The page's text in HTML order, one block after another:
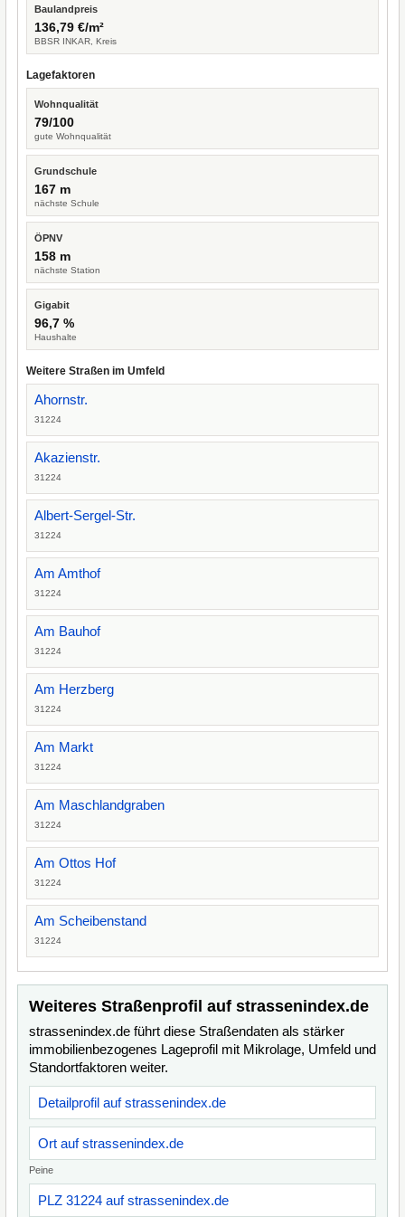
Baulandpreis
136,79 €/m²
BBSR INKAR, Kreis
Lagefaktoren
Wohnqualität
79/100
gute Wohnqualität
Grundschule
167 m
nächste Schule
ÖPNV
158 m
nächste Station
Gigabit
96,7 %
Haushalte
Weitere Straßen im Umfeld
Ahornstr.
31224
Akazienstr.
31224
Albert-Sergel-Str.
31224
Am Amthof
31224
Am Bauhof
31224
Am Herzberg
31224
Am Markt
31224
Am Maschlandgraben
31224
Am Ottos Hof
31224
Am Scheibenstand
31224
Weiteres Straßenprofil auf strassenindex.de
strassenindex.de führt diese Straßendaten als stärker
immobilienbezogenes Lageprofil mit Mikrolage, Umfeld und
Standortfaktoren weiter.
Detailprofil auf strassenindex.de
Ort auf strassenindex.de
Peine
PLZ 31224 auf strassenindex.de